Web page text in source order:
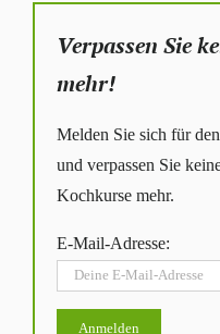
Verpassen Sie
mehr!
Melden Sie sich für
und verpassen Sie
Kochkurse mehr.
E-Mail-Adresse: